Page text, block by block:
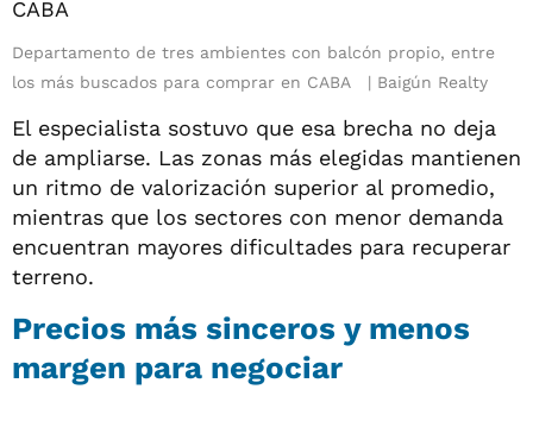
Departamento de tres ambientes con balcón propio, entre
los más buscados para comprar en CABA
Baigún Realty
El especialista sostuvo que esa brecha no deja
de ampliarse. Las zonas más elegidas mantienen
un ritmo de valorización superior al promedio,
mientras que los sectores con menor demanda
encuentran mayores dificultades para recuperar
terreno.
Precios más sinceros y menos
margen para negociar